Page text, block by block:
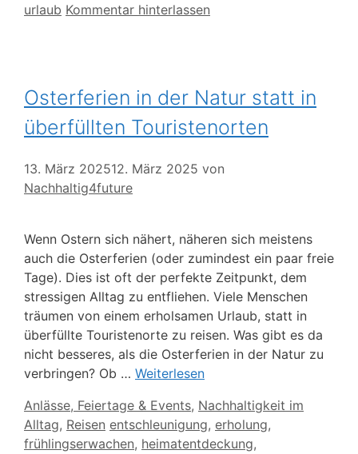
urlaub Kommentar hinterlassen
Osterferien in der Natur statt in
überfüllten Touristenorten
13. März 202512. März 2025 von
Nachhaltig4future
Wenn Ostern sich nähert, näheren sich meistens
auch die Osterferien (oder zumindest ein paar freie
Tage). Dies ist oft der perfekte Zeitpunkt, dem
stressigen Alltag zu entfliehen. Viele Menschen
träumen von einem erholsamen Urlaub, statt in
überfüllte Touristenorte zu reisen. Was gibt es da
nicht besseres, als die Osterferien in der Natur zu
verbringen? Ob … Weiterlesen
Kategorien
Anlässe, Feiertage & Events, Nachhaltigkeit im
Alltag, Reisen Schlagwörter
entschleunigung, erholung,
frühlingserwachen, heimatentdeckung,